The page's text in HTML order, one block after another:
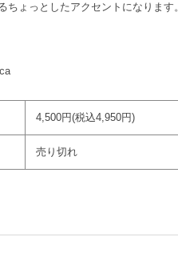
ちょっとしたアクセントになります。
4,500円(税込4,950円)
売り切れ